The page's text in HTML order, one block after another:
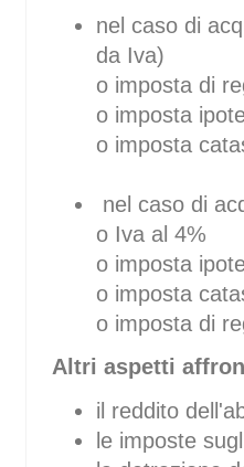
nel caso di
da Iva)
o imposta di
o imposta
o imposta
nel caso di
o Iva al 4%
o imposta
o imposta
o imposta di
Altri aspetti
il reddito
le imposte